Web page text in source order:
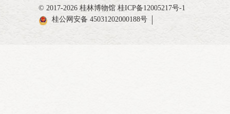
© 2017-2026 桂林博物馆 桂ICP备12005217号-1
桂公网安备 45031202000188号